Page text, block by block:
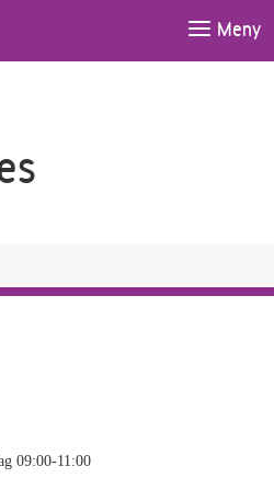
Meny
09:00-11:00